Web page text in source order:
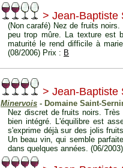
> Jean-Baptiste
(Non carafé) Nez de fruits
peu trop mûre. La texture est
maturité le rend difficile à
(08/2006) Prix : B
> Jean-Baptiste
Minervois - Domaine Saint-
Nez discret de fruits noirs.
bien intégré. L'équilibre est
s'exprime déjà sur des jolis
Un beau vin, qui semble
dans quelques années. (06/